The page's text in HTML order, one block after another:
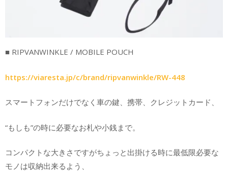
■ RIPVANWINKLE / MOBILE POUCH
https://viaresta.jp/c/brand/ripvanwinkle/RW-448
スマートフォンだけでなく車の鍵、携帯、クレジットカード、
“もしも”の時に必要なお札や小銭まで。
コンパクトな大きさですがちょっと出掛ける時に最低限必要な
モノは収納出来るよう、